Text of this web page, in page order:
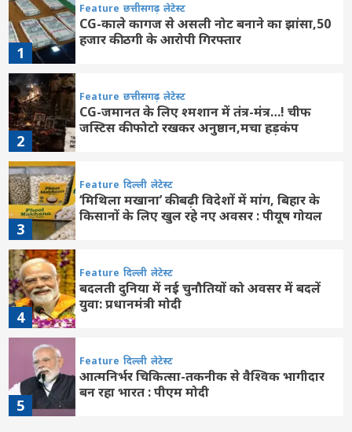
1
Feature छत्तीसगढ़ लेटेस्ट
CG-काले कागज से असली नोट बनाने का झांसा,50
हजार की ठगी के आरोपी गिरफ्तार
2
Feature छत्तीसगढ़ लेटेस्ट
CG-जमानत के लिए श्मशान में तंत्र-मंत्र…! चीफ
जस्टिस की फोटो रखकर अनुष्ठान,मचा हड़कंप
3
Feature दिल्ली लेटेस्ट
‘मिथिला मखाना’ की बढ़ी विदेशों में मांग, बिहार के
किसानों के लिए खुल रहे नए अवसर : पीयूष गोयल
4
Feature दिल्ली लेटेस्ट
बदलती दुनिया में नई चुनौतियों को अवसर में बदलें
युवा: प्रधानमंत्री मोदी
5
Feature दिल्ली लेटेस्ट
आत्मनिर्भर चिकित्सा-तकनीक से वैश्विक भागीदार
बन रहा भारत : पीएम मोदी